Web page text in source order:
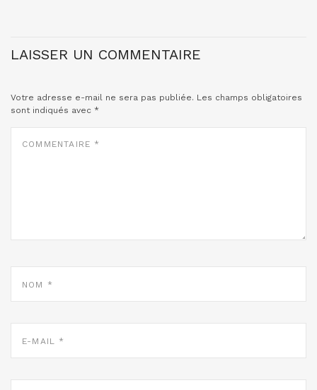
LAISSER UN COMMENTAIRE
Votre adresse e-mail ne sera pas publiée. Les champs obligatoires
sont indiqués avec *
MAIL